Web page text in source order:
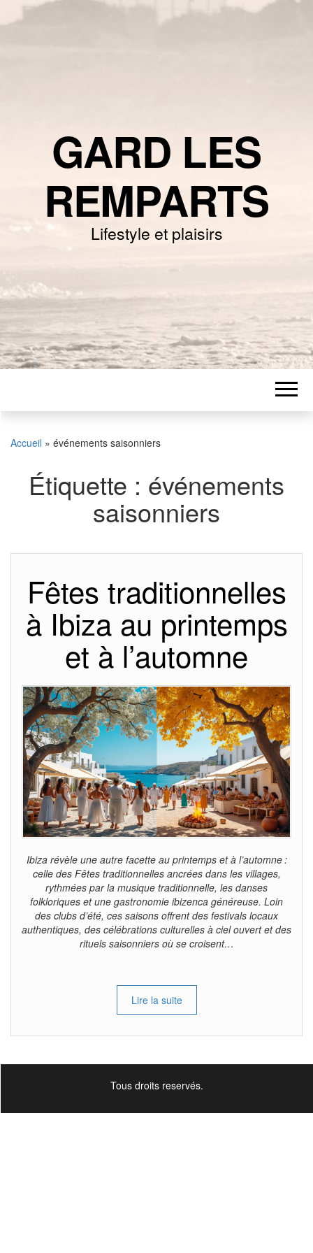
GARD LES
REMPARTS
Lifestyle et plaisirs
Accueil » événements saisonniers
Étiquette : événements
saisonniers
Fêtes traditionnelles
à Ibiza au printemps
et à l’automne
Ibiza révèle une autre facette au printemps et à l’automne :
celle des Fêtes traditionnelles ancrées dans les villages,
rythmées par la musique traditionnelle, les danses
folkloriques et une gastronomie ibizenca généreuse. Loin
des clubs d’été, ces saisons offrent des festivals locaux
authentiques, des célébrations culturelles à ciel ouvert et des
rituels saisonniers où se croisent…
Lire la suite
Tous droits reservés.